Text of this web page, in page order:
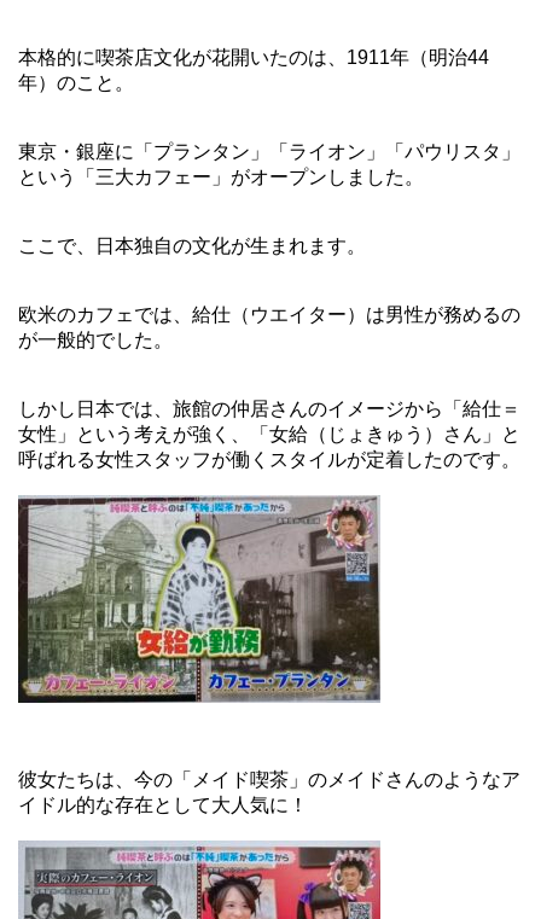
本格的に喫茶店文化が花開いたのは、1911年（明治44
年）のこと。
東京・銀座に「プランタン」「ライオン」「パウリスタ」
という「三大カフェー」がオープンしました。
ここで、日本独自の文化が生まれます。
欧米のカフェでは、給仕（ウエイター）は男性が務めるの
が一般的でした。
しかし日本では、旅館の仲居さんのイメージから「給仕＝
女性」という考えが強く、「女給（じょきゅう）さん」と
呼ばれる女性スタッフが働くスタイルが定着したのです。
彼女たちは、今の「メイド喫茶」のメイドさんのようなア
イドル的な存在として大人気に！